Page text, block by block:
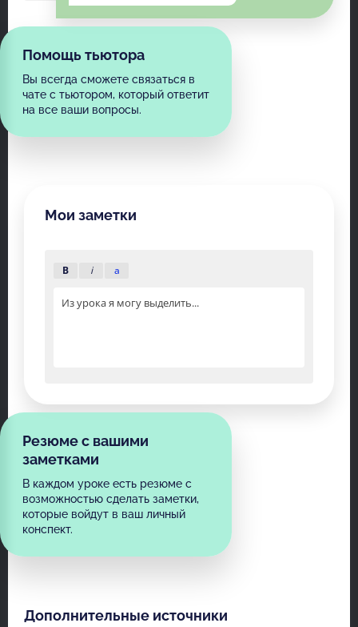
Помощь тьютора
Вы всегда сможете связаться в
чате с тьютором, который ответит
на все ваши вопросы.
Мои заметки
B i a
Из урока я могу выделить...
Резюме с вашими
заметками
В каждом уроке есть резюме с
возможностью сделать заметки,
которые войдут в ваш личный
конспект.
Дополнительные источники